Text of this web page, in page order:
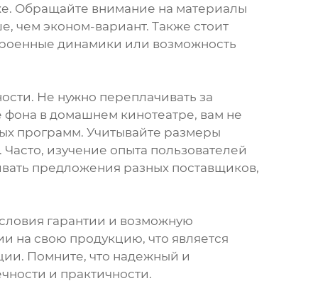
Обращайте внимание на материалы
чем эконом-вариант. Также стоит
динамики или возможность
Не нужно переплачивать за
фона в домашнем кинотеатре, вам не
программ. Учитывайте размеры
изучение опыта пользователей
предложения разных поставщиков,
гарантии и возможную
на свою продукцию, что является
Помните, что надежный и
и практичности.